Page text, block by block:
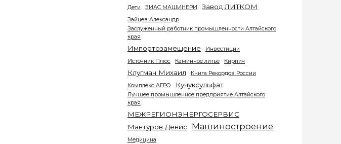
Дети ЗИАС МАШИНЕРИ Завод ЛИТКОМ
Зайцев Александр
Заслуженный работник промышленности Алтайского
края
Импортозамещение
Инвестиции
Источник Плюс
Каминное литье Кирпич
Клугман Михаил
Книга Рекордов России
Комплекс АГРО
Кучуксульфат
Лучшее промышленное предприятие Алтайского
края
МЕЖРЕГИОНЭНЕРГОСЕРВИС
Мантуров Денис
Машиностроение
Медицина